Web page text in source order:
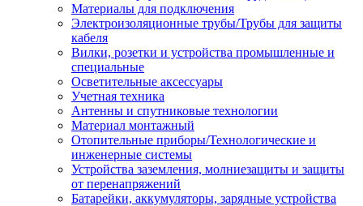
Материалы для подключения
Электроизоляционные трубы/Трубы для защиты
кабеля
Вилки, розетки и устройства промышленные и
специальные
Осветительные аксессуары
Учетная техника
Антенны и спутниковые технологии
Материал монтажный
Отопительные приборы/Технологические и
инженерные системы
Устройства заземления, молниезащиты и защиты
от перенапряжений
Батарейки, аккумуляторы, зарядные устройства